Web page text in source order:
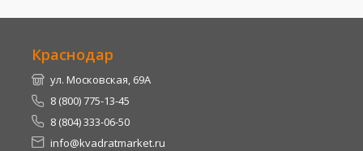
Краснодар
ул. Московская, 69А
8 (800) 775-13-45
8 (804) 333-06-50
info@kvadratmarket.ru